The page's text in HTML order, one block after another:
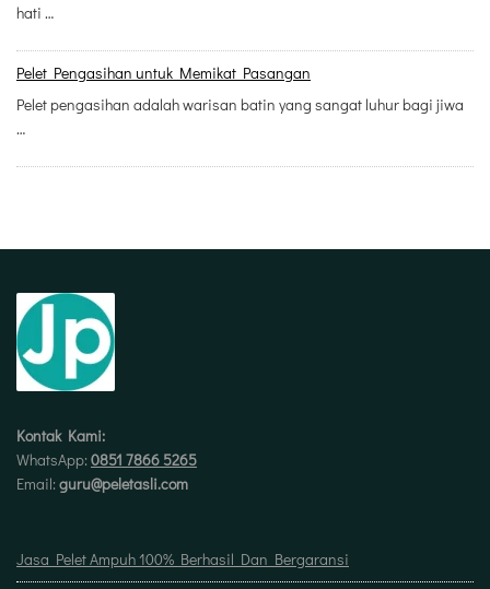
hati …
Pelet Pengasihan untuk Memikat Pasangan
Pelet pengasihan adalah warisan batin yang sangat luhur bagi jiwa
…
Kontak Kami:
WhatsApp: 0851 7866 5265
Email: guru@peletasli.com
Jasa Pelet Ampuh 100% Berhasil Dan Bergaransi